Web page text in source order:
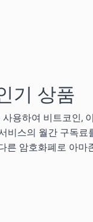
기 상품
용하여 비트코인,
비스의 월간 구독
른 암호화폐로 아